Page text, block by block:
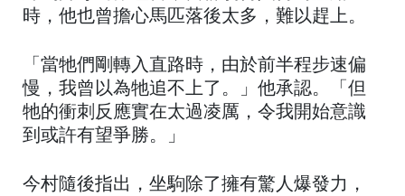
時，他也曾擔心馬匹落後太多，難以趕上。
「當牠們剛轉入直路時，由於前半程步速偏
慢，我曾以為牠追不上了。」他承認。「但
牠的衝刺反應實在太過凌厲，令我開始意識
到或許有望爭勝。」
今村隨後指出，坐駒除了擁有驚人爆發力，